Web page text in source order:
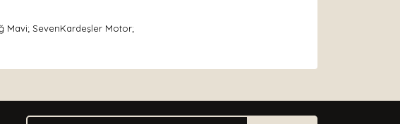
Mavi; SevenKardeşler Motor;